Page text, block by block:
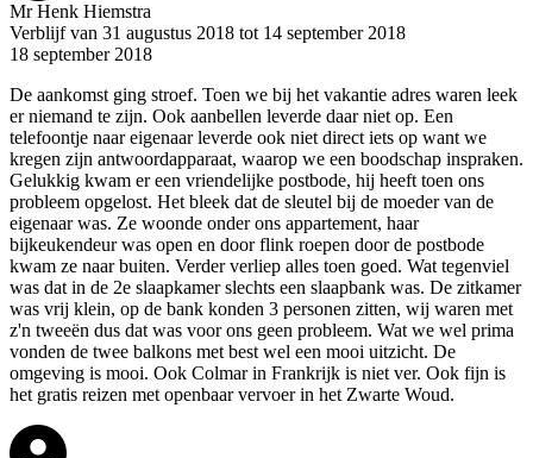
Mr Henk Hiemstra
Verblijf van 31 augustus 2018 tot 14 september 2018
18 september 2018
De aankomst ging stroef. Toen we bij het vakantie adres waren leek
er niemand te zijn. Ook aanbellen leverde daar niet op. Een
telefoontje naar eigenaar leverde ook niet direct iets op want we
kregen zijn antwoordapparaat, waarop we een boodschap inspraken.
Gelukkig kwam er een vriendelijke postbode, hij heeft toen ons
probleem opgelost. Het bleek dat de sleutel bij de moeder van de
eigenaar was. Ze woonde onder ons appartement, haar
bijkeukendeur was open en door flink roepen door de postbode
kwam ze naar buiten. Verder verliep alles toen goed. Wat tegenviel
was dat in de 2e slaapkamer slechts een slaapbank was. De zitkamer
was vrij klein, op de bank konden 3 personen zitten, wij waren met
z'n tweeën dus dat was voor ons geen probleem. Wat we wel prima
vonden de twee balkons met best wel een mooi uitzicht. De
omgeving is mooi. Ook Colmar in Frankrijk is niet ver. Ook fijn is
het gratis reizen met openbaar vervoer in het Zwarte Woud.